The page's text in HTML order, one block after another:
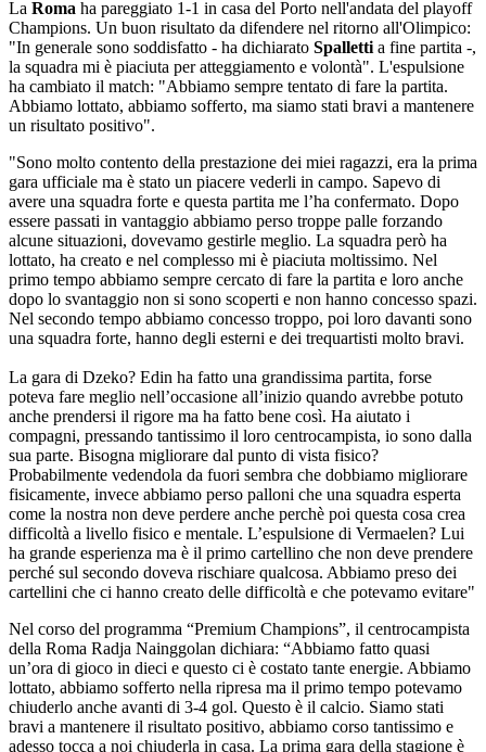
La Roma ha pareggiato 1-1 in casa del Porto nell'andata del playoff
Champions. Un buon risultato da difendere nel ritorno all'Olimpico:
"In generale sono soddisfatto - ha dichiarato Spalletti a fine partita -,
la squadra mi è piaciuta per atteggiamento e volontà". L'espulsione
ha cambiato il match: "Abbiamo sempre tentato di fare la partita.
Abbiamo lottato, abbiamo sofferto, ma siamo stati bravi a mantenere
un risultato positivo".
"Sono molto contento della prestazione dei miei ragazzi, era la prima
gara ufficiale ma è stato un piacere vederli in campo. Sapevo di
avere una squadra forte e questa partita me l’ha confermato. Dopo
essere passati in vantaggio abbiamo perso troppe palle forzando
alcune situazioni, dovevamo gestirle meglio. La squadra però ha
lottato, ha creato e nel complesso mi è piaciuta moltissimo. Nel
primo tempo abbiamo sempre cercato di fare la partita e loro anche
dopo lo svantaggio non si sono scoperti e non hanno concesso spazi.
Nel secondo tempo abbiamo concesso troppo, poi loro davanti sono
una squadra forte, hanno degli esterni e dei trequartisti molto bravi.
La gara di Dzeko? Edin ha fatto una grandissima partita, forse
poteva fare meglio nell’occasione all’inizio quando avrebbe potuto
anche prendersi il rigore ma ha fatto bene così. Ha aiutato i
compagni, pressando tantissimo il loro centrocampista, io sono dalla
sua parte. Bisogna migliorare dal punto di vista fisico?
Probabilmente vedendola da fuori sembra che dobbiamo migliorare
fisicamente, invece abbiamo perso palloni che una squadra esperta
come la nostra non deve perdere anche perchè poi questa cosa crea
difficoltà a livello fisico e mentale. L’espulsione di Vermaelen? Lui
ha grande esperienza ma è il primo cartellino che non deve prendere
perché sul secondo doveva rischiare qualcosa. Abbiamo preso dei
cartellini che ci hanno creato delle difficoltà e che potevamo evitare"
Nel corso del programma “Premium Champions”, il centrocampista
della Roma Radja Nainggolan dichiara: “Abbiamo fatto quasi
un’ora di gioco in dieci e questo ci è costato tante energie. Abbiamo
lottato, abbiamo sofferto nella ripresa ma il primo tempo potevamo
chiuderlo anche avanti di 3-4 gol. Questo è il calcio. Siamo stati
bravi a mantenere il risultato positivo, abbiamo corso tantissimo e
adesso tocca a noi chiuderla in casa. La prima gara della stagione è